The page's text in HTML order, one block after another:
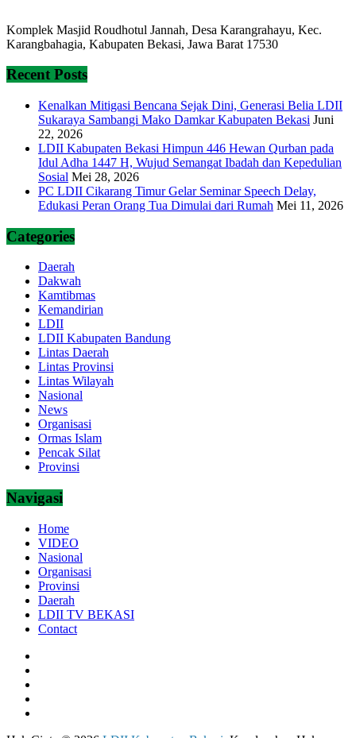
Komplek Masjid Roudhotul Jannah, Desa Karangrahayu, Kec.
Karangbahagia, Kabupaten Bekasi, Jawa Barat 17530
Recent Posts
Kenalkan Mitigasi Bencana Sejak Dini, Generasi Belia LDII
Sukaraya Sambangi Mako Damkar Kabupaten Bekasi Juni
22, 2026
LDII Kabupaten Bekasi Himpun 446 Hewan Qurban pada
Idul Adha 1447 H, Wujud Semangat Ibadah dan Kepedulian
Sosial Mei 28, 2026
PC LDII Cikarang Timur Gelar Seminar Speech Delay,
Edukasi Peran Orang Tua Dimulai dari Rumah Mei 11, 2026
Categories
Daerah
Dakwah
Kamtibmas
Kemandirian
LDII
LDII Kabupaten Bandung
Lintas Daerah
Lintas Provinsi
Lintas Wilayah
Nasional
News
Organisasi
Ormas Islam
Pencak Silat
Provinsi
Navigasi
Home
VIDEO
Nasional
Organisasi
Provinsi
Daerah
LDII TV BEKASI
Contact